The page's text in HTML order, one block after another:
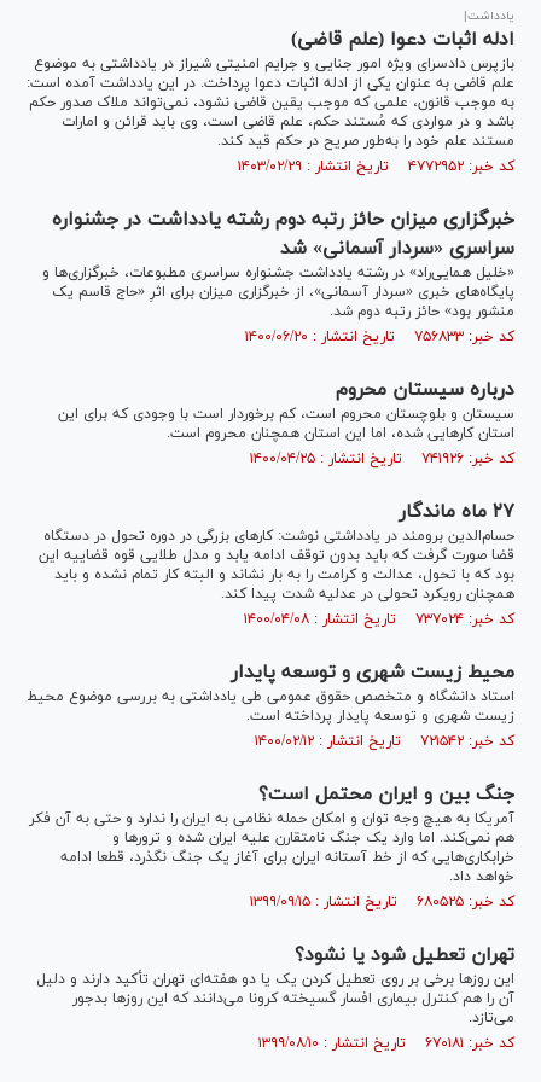
یادداشت|
ادله اثبات دعوا (علم قاضی)
بازپرس دادسرای ویژه امور جنایی و جرایم امنیتی شیراز در یادداشتی به موضوع
علم قاضی به عنوان یکی از ادله اثبات دعوا پرداخت. در این یادداشت آمده است:
به موجب قانون، علمی که موجب یقین قاضی نشود، نمی‌تواند ملاک صدور حکم
باشد و در مواردی که مُستند حکم، علم قاضی است، وی باید قرائن و امارات
مستند علم خود را به‌طور صریح در حکم قید کند.
کد خبر: ۴۷۷۲۹۵۲ تاریخ انتشار : ۱۴۰۳/۰۲/۲۹
خبرگزاری میزان حائز رتبه دوم رشته یادداشت در جشنواره
سراسری «سردار آسمانی» شد
«خلیل همایی‌راد» در رشته یادداشت جشنواره سراسری مطبوعات، خبرگزاری‌ها و
پایگاه‌های خبری «سردار آسمانی»، از خبرگزاری میزان برای اثرِ «حاج قاسم یک
منشور بود» حائز رتبه دوم شد.
کد خبر: ۷۵۶۸۳۳ تاریخ انتشار : ۱۴۰۰/۰۶/۲۰
درباره سیستان محروم
سیستان و بلوچستان محروم است، کم برخوردار است با وجودی که برای این
استان کار‌هایی شده، اما این استان همچنان محروم است.
کد خبر: ۷۴۱۹۲۶ تاریخ انتشار : ۱۴۰۰/۰۴/۲۵
۲۷ ماه ماندگار
حسام‌الدین برومند در یادداشتی نوشت: کار‌های بزرگی در دوره تحول در دستگاه
قضا صورت گرفت که باید بدون توقف ادامه یابد و مدل طلایی قوه قضاییه این
بود که با تحول، عدالت و کرامت را به بار نشاند و البته کار تمام نشده و باید
همچنان رویکرد تحولی در عدلیه شدت پیدا کند.
کد خبر: ۷۳۷۰۲۴ تاریخ انتشار : ۱۴۰۰/۰۴/۰۸
محیط زیست شهری و توسعه پایدار
استاد دانشگاه و متخصص حقوق عمومی طی یادداشتی به بررسی موضوع محیط
زیست شهری و توسعه پایدار پرداخته است.
کد خبر: ۷۲۱۵۴۲ تاریخ انتشار : ۱۴۰۰/۰۲/۱۲
جنگ بین و ایران محتمل است؟
آمریکا به هیچ وجه توان و امکان حمله نظامی به ایران را ندارد و حتی به آن فکر
هم نمی‌کند. اما وارد یک جنگ نامتقارن علیه ایران شده و ترور‌ها و
خرابکاری‌هایی که از خط آستانه ایران برای آغاز یک جنگ نگذرد، قطعا ادامه
خواهد داد.
کد خبر: ۶۸۰۵۲۵ تاریخ انتشار : ۱۳۹۹/۰۹/۱۵
تهران تعطیل شود یا نشود؟
این روز‌ها برخی بر روی تعطیل کردن یک یا دو هفته‌ای تهران تأکید دارند و دلیل
آن را هم کنترل بیماری افسار گسیخته کرونا می‌دانند که این روز‌ها بدجور
می‌تازد.
کد خبر: ۶۷۰۱۸۱ تاریخ انتشار : ۱۳۹۹/۰۸/۱۰